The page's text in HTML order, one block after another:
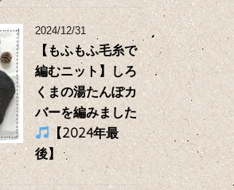
2024/12/31
【もふもふ毛糸で
編むニット】しろ
くまの湯たんぽカ
バーを編みました
【2024年最
後】